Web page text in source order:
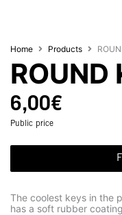
Home Products
ROUND
6,00€
Public price
The coolest keys in the
has a soft rubber